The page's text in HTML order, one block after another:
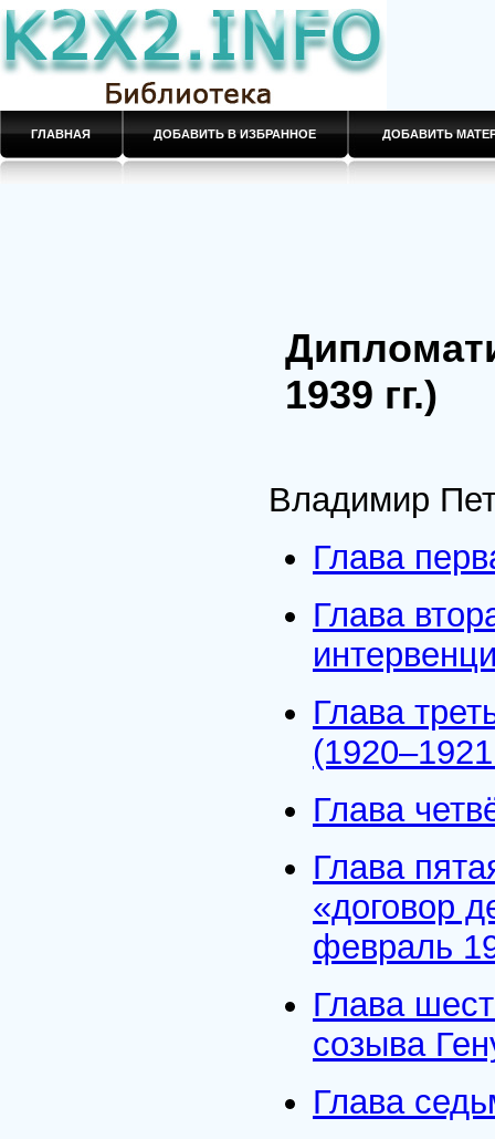
ГЛАВНАЯ ДОБАВИТЬ В ИЗБРАННОЕ ДОБАВИТЬ
1939 гг.)
Владимир
Глава
Глава
Глава
(1920–1921
Глава
Глава
«договор
февраль
Глава
созыва
Глава